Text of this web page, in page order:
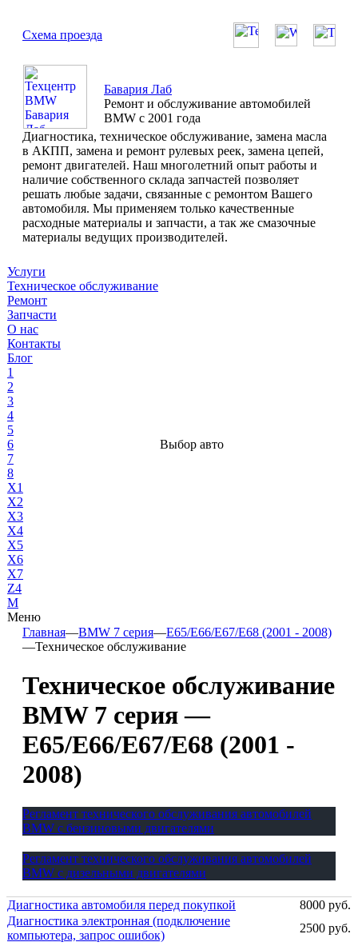
Схема проезда
Бавария Лаб
Ремонт и обслуживание автомобилей
BMW с 2001 года
Диагностика, техническое обслуживание, замена масла
в АКПП, замена и ремонт рулевых реек, замена цепей,
ремонт двигателей. Наш многолетний опыт работы и
наличие собственного склада запчастей позволяет
решать любые задачи, связанные с ремонтом Вашего
автомобиля. Мы применяем только качественные
расходные материалы и запчасти, а так же смазочные
материалы ведущих производителей.
Услуги
Техническое обслуживание
Ремонт
Запчасти
О нас
Контакты
Блог
1
2
3
4
5
6
7
8
X1
X2
X3
X4
X5
X6
X7
Z4
М
Меню
Выбор авто
Главная—BMW 7 серия—E65/E66/E67/E68 (2001 - 2008)
—Техническое обслуживание
Техническое обслуживание
BMW 7 серия —
E65/E66/E67/E68 (2001 -
2008)
Регламент технического обслуживания автомобилей
BMW с бензиновыми двигателями
Регламент технического обслуживания автомобилей
BMW с дизельными двигателями
Диагностика автомобиля перед покупкой
8000 руб.
Диагностика электронная (подключение
компьютера, запрос ошибок)
2500 руб.